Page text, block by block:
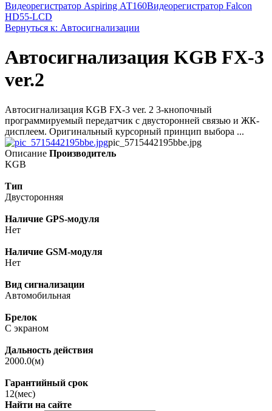
Видеорегистратор Aspiring АТ160Видеорегистратор Falcon
HD55-LCD
Вернуться к: Автосигнализации
Автосигнализация KGB FX-3
ver.2
Автосигнализация KGB FX-3 ver. 2 3-кнопочный
программируемый передатчик с двусторонней связью и ЖК-
дисплеем. Оригинальный курсорный принцип выбора ...
pic_5715442195bbe.jpg
Описание Производитель
KGB
Тип
Двусторонняя
Наличие GPS-модуля
Нет
Наличие GSM-модуля
Нет
Вид сигнализации
Автомобильная
Брелок
С экраном
Дальность действия
2000.0(м)
Гарантийный срок
12(мес)
Найти на сайте